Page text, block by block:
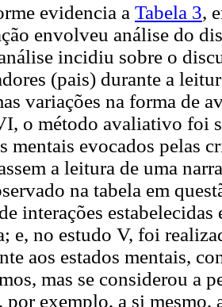
evidencia a Tabela 3,
envolveu análise do
incidiu sobre o
(pais) durante a
variações na forma de
o método avaliativo foi
mentais evocados pelas
a leitura de uma
na tabela em
interações
e, no estudo V, foi
aos estados mentais,
mas se considerou a
por exemplo, a si mesmo,